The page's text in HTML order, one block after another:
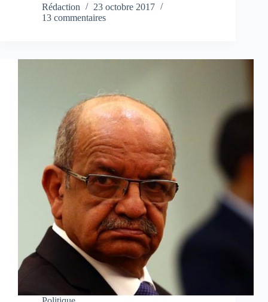
Rédaction
23 octobre 2017
13 commentaires